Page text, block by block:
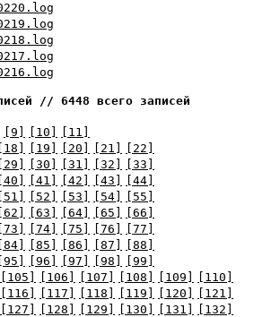
// 6448 всего записей
[9] [10]
[11]
[18] [19] [20] [21]
[22]
[29] [30] [31] [32]
[33]
[40] [41] [42] [43]
[44]
[51] [52] [53] [54]
[55]
[62] [63] [64] [65]
[66]
[73] [74] [75] [76]
[77]
[84] [85] [86] [87]
[88]
[95] [96] [97] [98]
[99]
[105] [106] [107] [108] [109]
[110]
[116] [117] [118] [119] [120]
[121]
[127] [128] [129] [130] [131]
[132]